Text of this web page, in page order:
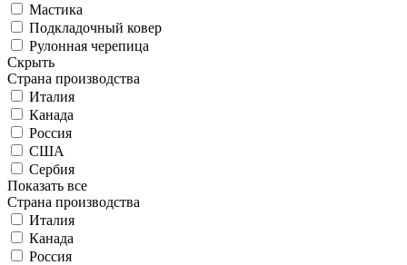
Мастика
Подкладочный ковер
Рулонная черепица
Скрыть
Страна производства
Италия
Канада
Россия
США
Сербия
Показать все
Страна производства
Италия
Канада
Россия